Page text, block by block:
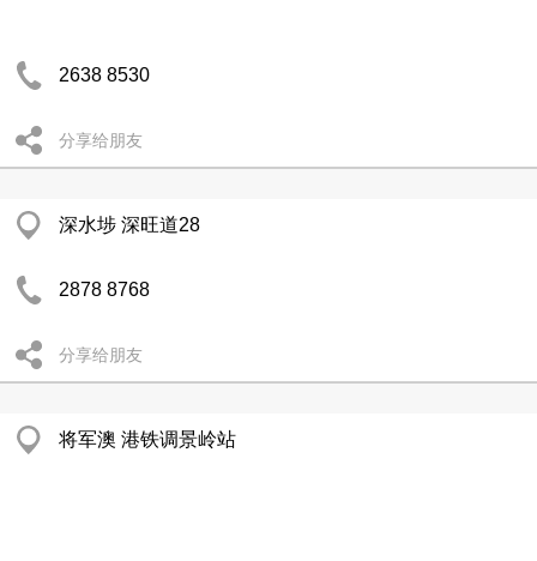
2638 8530
分享给朋友
深水埗 深旺道28
2878 8768
分享给朋友
将军澳 港铁调景岭站